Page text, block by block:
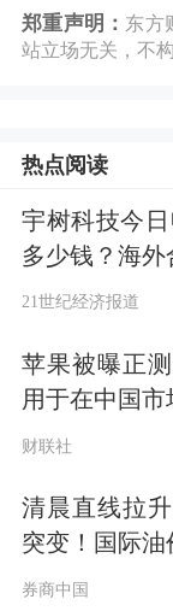
调整，在满
利。今年上
及出口政
式提高盈利
公司认为
件国产化
离子注入
控制类等
机市场，
郑重声明： 东方
站立场无关，不
热点阅读
宇树科技今
多少钱？海
21世纪经济报道
苹果被曝正
用于在中国
财联社
清晨直线拉
突变！国际油
券商中国